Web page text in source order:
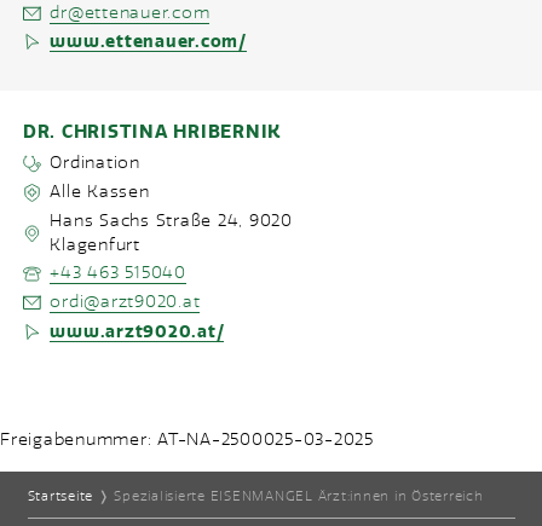
dr@ettenauer.com
www.ettenauer.com/
DR. CHRISTINA HRIBERNIK
Ordination
Alle Kassen
Hans Sachs Straße 24, 9020
Klagenfurt
+43 463 515040
ordi@arzt9020.at
www.arzt9020.at/
Freigabenummer: AT-NA-2500025-03-2025
Startseite ❭Spezialisierte EISENMANGEL Ärzt:innen in Österreich